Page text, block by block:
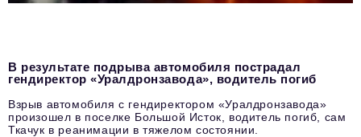
В результате подрыва автомобиля пострадал
гендиректор «Уралдронзавода», водитель погиб
Взрыв автомобиля с гендиректором «Уралдронзавода»
произошел в поселке Большой Исток, водитель погиб, сам
Ткачук в реанимации в тяжелом состоянии.